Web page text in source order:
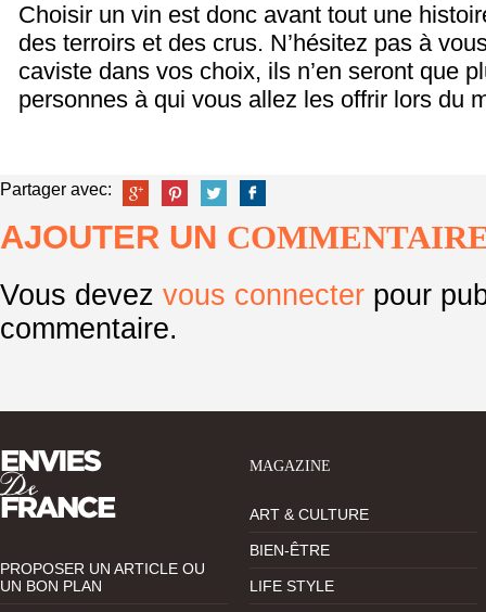
Choisir un vin est donc avant tout une
des terroirs et des crus. N’hésitez pas à
caviste dans vos choix, ils n’en seront que
personnes à qui vous allez les offrir lors du
Partager avec:
AJOUTER UN
Vous devez vous connecter pour
commentaire.
PROPOSER UN ARTICLE OU
UN BON PLAN
MAGAZINE
ART & CULTURE
BIEN-ÊTRE
LIFE STYLE